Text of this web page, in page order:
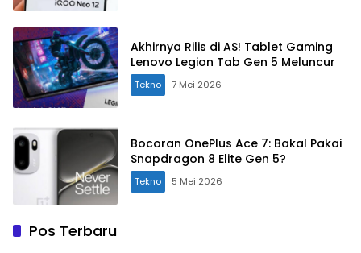
Akhirnya Rilis di AS! Tablet Gaming
Lenovo Legion Tab Gen 5 Meluncur
Tekno 7 Mei 2026
Bocoran OnePlus Ace 7: Bakal Pakai
Snapdragon 8 Elite Gen 5?
Tekno 5 Mei 2026
Pos Terbaru